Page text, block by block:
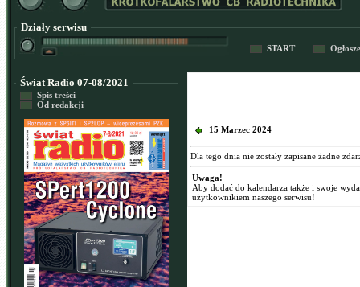
Działy serwisu
START
Świat Radio 07-08/2021
Spis treści
Od redakcji
15 Marzec 2024
Dla tego dnia nie zostały zapisane żadne
Uwaga!
Aby dodać do kalendarza także i swoje
użytkownikiem naszego serwisu!